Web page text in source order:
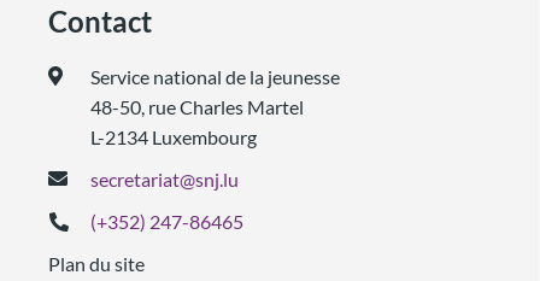
Contact
Service national de la jeunesse
48-50, rue Charles Martel
L-2134 Luxembourg
secretariat@snj.lu
(+352) 247-86465
Plan du site